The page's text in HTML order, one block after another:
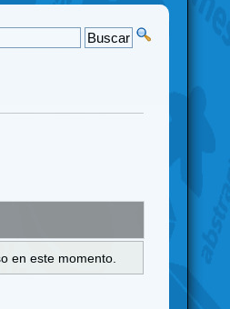
en este momento.